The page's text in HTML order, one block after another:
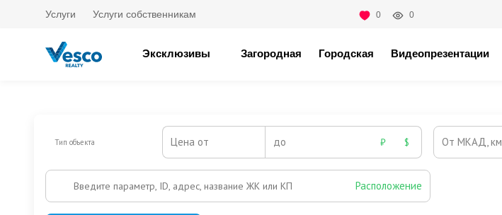
Услуги Услуги собственникам 0 0
Эксклюзивы Загородная Городская Видеопрезентации
Тип объекта Цена от до ₽ $ От МКАД, км
Введите параметр, ID, адрес, название ЖК или КП Расположение